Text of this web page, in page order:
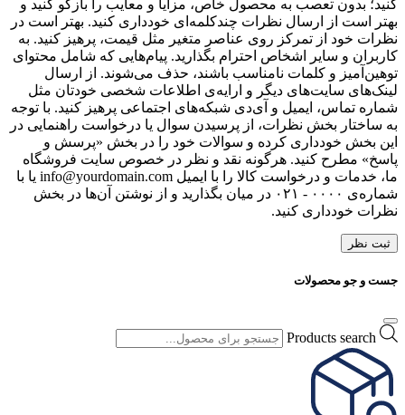
کنید؛ بدون تعصب به محصول خاص، مزایا و معایب را بازگو کنید و
بهتر است از ارسال نظرات چندکلمه‌‌ای خودداری کنید. بهتر است در
نظرات خود از تمرکز روی عناصر متغیر مثل قیمت، پرهیز کنید. به
کاربران و سایر اشخاص احترام بگذارید. پیام‌هایی که شامل محتوای
توهین‌آمیز و کلمات نامناسب باشند، حذف می‌شوند. از ارسال
لینک‌های سایت‌های دیگر و ارایه‌ی اطلاعات شخصی خودتان مثل
شماره تماس، ایمیل و آی‌دی شبکه‌های اجتماعی پرهیز کنید. با توجه
به ساختار بخش نظرات، از پرسیدن سوال یا درخواست راهنمایی در
این بخش خودداری کرده و سوالات خود را در بخش «پرسش و
پاسخ» مطرح کنید. هرگونه نقد و نظر در خصوص سایت فروشگاه
ما، خدمات و درخواست کالا را با ایمیل info@yourdomain.com یا با
شماره‌ی ۰۰۰۰ - ۰۲۱ در میان بگذارید و از نوشتن آن‌ها در بخش
نظرات خودداری کنید.
ثبت نظر
جست و جو محصولات
Products search